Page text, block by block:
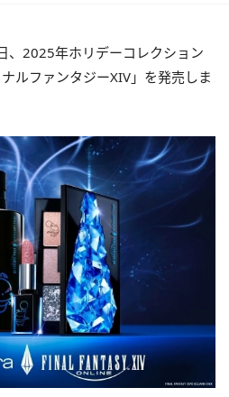
、2025年ホリデーコレクション
ルファンタジーXIV」を発売しま